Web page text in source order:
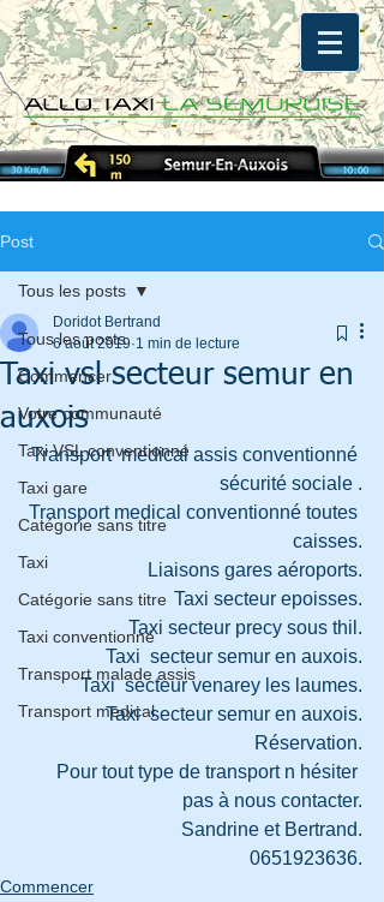
Post
Tous les posts
Commencer
Votre communauté
Taxi VSL conventionné
Taxi gare
Catégorie sans titre
Taxi
Catégorie sans titre
Taxi conventionné
Transport malade assis
Transport medical
Tous les posts
Taxi vsl secteur semur en
auxois
Doridot Bertrand
6 août 2019 1 min de lecture
Transport  medical assis conventionné
sécurité sociale .
Transport medical conventionné toutes
caisses.
Liaisons gares aéroports.
Taxi secteur epoisses.
Taxi secteur precy sous thil.
Taxi  secteur semur en auxois.
Taxi  secteur venarey les laumes.
Taxi  secteur semur en auxois.
Réservation.
Pour tout type de transport n hésiter
pas à nous contacter.
Sandrine et Bertrand.
0651923636.
Commencer